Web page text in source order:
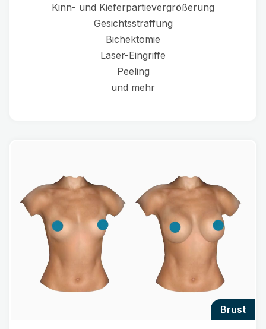
Kinn- und Kieferpartievergrößerung
Gesichtsstraffung
Bichektomie
Laser-Eingriffe
Peeling
und mehr
brust